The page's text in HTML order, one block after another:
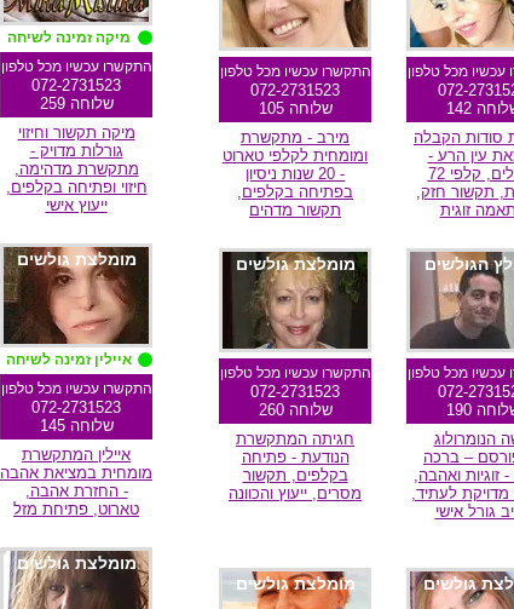
עכשיו מכל טלפון
072-
142
סודות הקבלה
עין הרע -
תהילים, קלפי 72
תקשור חזק,
זוגית
התקשרו עכשיו מכל טלפון
072-2731523
שלוחה 105
מירב - מתקשרת
ומומחית לקלפי טארוט
- 20 שנות ניסיון
בפתיחה בקלפים,
תקשור מדהים
הגולשים
עכשיו מכל טלפון
072-
190
הנומרולוג
– ברכה
- זוגיות ואהבה,
מדויקת לעתיד,
גורל אישי
מומלצת גולשים
התקשרו עכשיו מכל טלפון
072-2731523
שלוחה 260
חגיתה המתקשרת
הנודעת - פתיחה
בקלפים, תקשור
מסרים, ייעוץ והכוונה
גולשים מומלצת גולשים
מיקה זמינה לשיחה
התקשרו עכשיו מכל טלפון
072-2731523
שלוחה 259
מיקה תקשור וחיזוי
גורלות מדויק -
מתקשרת מדהימה,
חיזוי ופתיחה בקלפים,
ייעוץ אישי
מומלצת גולשים
איילין זמינה לשיחה
התקשרו עכשיו מכל טלפון
072-2731523
שלוחה 145
איילין המתקשרת
מומחית במציאת אהבה
- החזרת אהבה,
טארוט, פתיחת מזל
מומלצת גולשים